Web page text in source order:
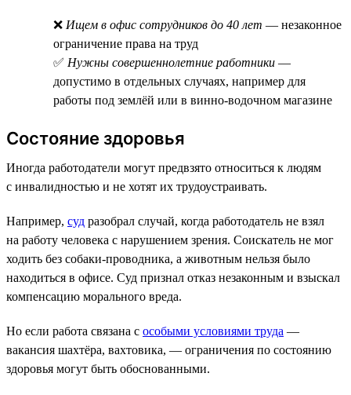
❌ Ищем в офис сотрудников до 40 лет — незаконное
ограничение права на труд
✅ Нужны совершеннолетние работники —
допустимо в отдельных случаях, например для
работы под землёй или в винно-водочном магазине
Состояние здоровья
Иногда работодатели могут предвзято относиться к людям
с инвалидностью и не хотят их трудоустраивать.
Например, суд разобрал случай, когда работодатель не взял
на работу человека с нарушением зрения. Соискатель не мог
ходить без собаки-проводника, а животным нельзя было
находиться в офисе. Суд признал отказ незаконным и взыскал
компенсацию морального вреда.
Но если работа связана с особыми условиями труда —
вакансия шахтёра, вахтовика, — ограничения по состоянию
здоровья могут быть обоснованными.